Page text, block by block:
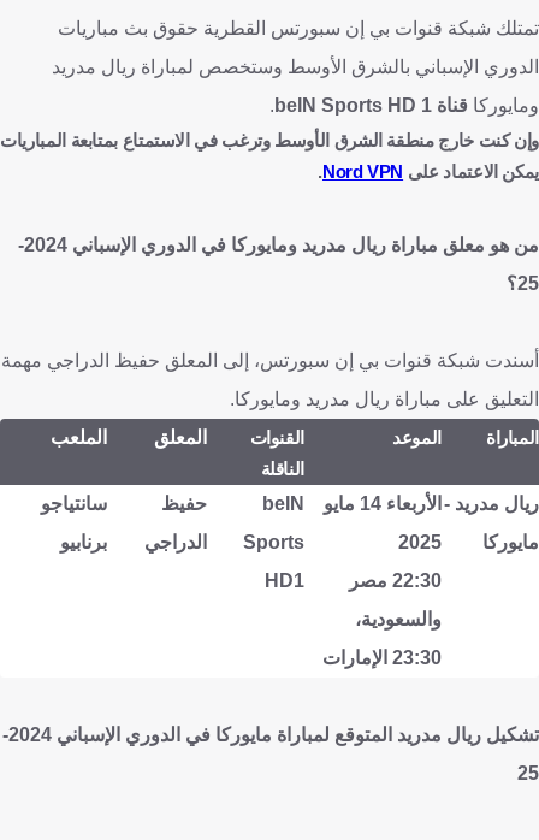
تمتلك شبكة قنوات بي إن سبورتس القطرية حقوق بث مباريات
الدوري الإسباني بالشرق الأوسط وستخصص لمباراة ريال مدريد
ومايوركا قناة beIN Sports HD 1
.
وإن كنت خارج منطقة الشرق الأوسط وترغب في الاستمتاع بمتابعة المباريات
يمكن الاعتماد على Nord VPN
.
من هو معلق مباراة ريال مدريد ومايوركا في الدوري الإسباني 2024-
25؟
أسندت شبكة قنوات بي إن سبورتس، إلى المعلق حفيظ الدراجي مهمة
التعليق على مباراة ريال مدريد ومايوركا.
المباراة
الموعد
القنوات
الناقلة
المعلق الملعب
ريال مدريد -
مايوركا
الأربعاء 14 مايو
2025
22:30 مصر
والسعودية،
23:30 الإمارات
beIN
Sports
HD1
حفيظ
الدراجي
سانتياجو
برنابيو
تشكيل ريال مدريد المتوقع لمباراة مايوركا في الدوري الإسباني 2024-
25